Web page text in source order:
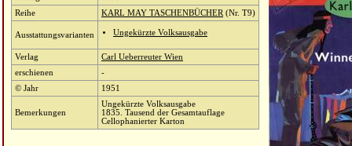
Reihe
KARL MAY TASCHENBÜCHER (Nr. T9)
Ausstattungsvarianten Ungekürzte Volksausgabe
Verlag
Carl Ueberreuter Wien
erschienen
-
© Jahr
1951
Bemerkungen
Ungekürzte Volksausgabe
1835. Tausend der Gesamtauflage
Cellophanierter Karton